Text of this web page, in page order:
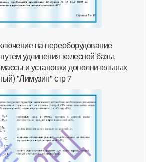
на переоборудование
удлинения колесной базы,
и установки дополнительных
"Лимузин" стр 7